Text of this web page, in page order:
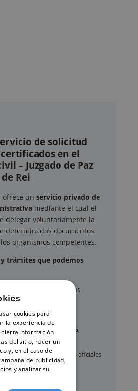
de solicitud
en el
– Juzgado de Paz
Rei
ofrece un servicio privado de
mediante el cual el
delegar voluntariamente la
determinados documentos
organismos competentes.
trámites que podemos
servicio, podemos
otros:
y partidas denacimiento,
defunción
La Haya de documentos oficiales
de certificados
Últimas Voluntades
cookies para
la experiencia de
información
del sitio, hacer un
y, en el caso de
de publicidad,
y analizar su